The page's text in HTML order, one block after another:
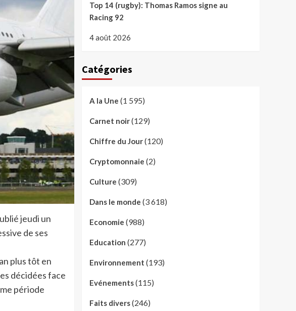
jeudi un
de ses
plus tôt en
décidées face
période
Top 14 (rugby): Thomas Ramos signe au
Racing 92
4 août 2026
Catégories
A la Une (1 595)
Carnet noir(129)
Chiffre du Jour(120)
Cryptomonnaie (2)
Culture (309)
Dans le monde (3 618)
Economie (988)
Education (277)
Environnement (193)
Evénements(115)
Faits divers(246)